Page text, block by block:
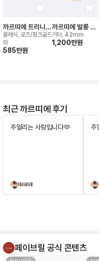
까르띠에 트리니티
이어링
클래식, 로즈/핑크골드
외
585만원
까르띠에 발롱 블
루 드(42mm) 워
치
기타, 42mm
1,200만원
최근 까르띠에 후기
주얼리는 사랑입니다🫶
lliliillill
주
페이브릴 공식 콘텐츠